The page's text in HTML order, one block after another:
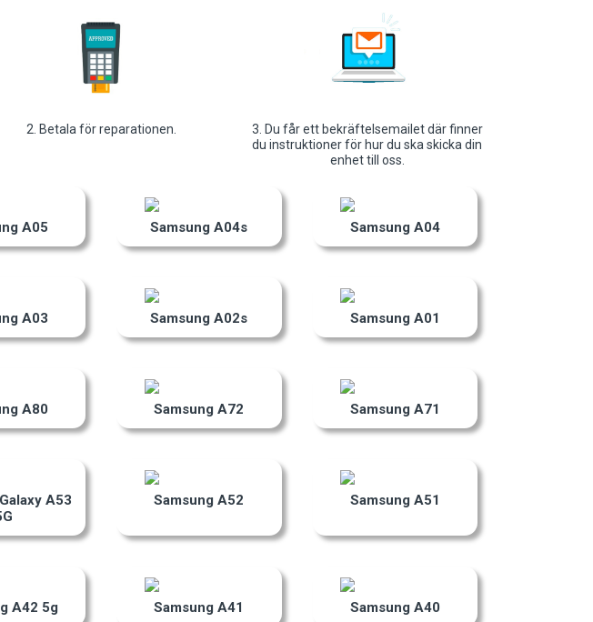
2. Betala för reparationen.
3. Du får ett bekräftelsemailet där finner
du instruktioner för hur du ska skicka din
enhet till oss.
A05 Samsung A04s Samsung A04
A03 Samsung A02s Samsung A01
A80 Samsung A72 Samsung A71
A53
Samsung A52 Samsung A51
A42 5g Samsung A41 Samsung A40